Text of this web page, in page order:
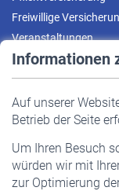
Informationen
Auf unserer
Betrieb der Seite
Um Ihren Besuch
würden wir mit
zur Optimierung
Freiwillige
Veranstaltungen
Pflichtversicherung
Staatliche Förderung
Veranstaltungen